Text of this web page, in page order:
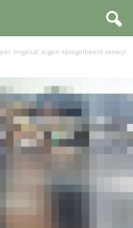
ongeluk’ eigen spiegelbeeld terwijl